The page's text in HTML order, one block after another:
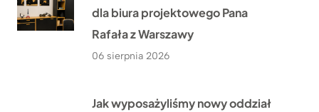
dla biura projektowego Pana
Rafała z Warszawy
06 sierpnia 2026
Jak wyposażyliśmy nowy oddział